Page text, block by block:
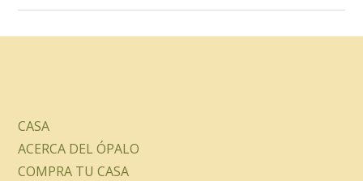
CASA
ACERCA DEL ÓPALO
COMPRA TU CASA